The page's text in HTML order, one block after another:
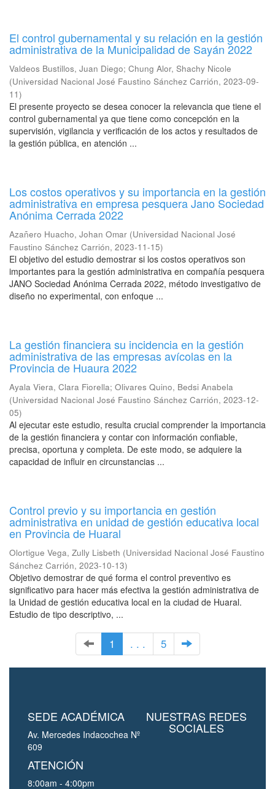
El control gubernamental y su relación en la gestión
administrativa de la Municipalidad de Sayán 2022
Valdeos Bustillos, Juan Diego; Chung Alor, Shachy Nicole
(Universidad Nacional José Faustino Sánchez Carrión, 2023-09-
11)
El presente proyecto se desea conocer la relevancia que tiene el
control gubernamental ya que tiene como concepción en la
supervisión, vigilancia y verificación de los actos y resultados de
la gestión pública, en atención ...
Los costos operativos y su importancia en la gestión
administrativa en empresa pesquera Jano Sociedad
Anónima Cerrada 2022
Azañero Huacho, Johan Omar (Universidad Nacional José
Faustino Sánchez Carrión, 2023-11-15)
El objetivo del estudio demostrar si los costos operativos son
importantes para la gestión administrativa en compañía pesquera
JANO Sociedad Anónima Cerrada 2022, método investigativo de
diseño no experimental, con enfoque ...
La gestión financiera su incidencia en la gestión
administrativa de las empresas avícolas en la
Provincia de Huaura 2022
Ayala Viera, Clara Fiorella; Olivares Quino, Bedsi Anabela
(Universidad Nacional José Faustino Sánchez Carrión, 2023-12-
05)
Al ejecutar este estudio, resulta crucial comprender la importancia
de la gestión financiera y contar con información confiable,
precisa, oportuna y completa. De este modo, se adquiere la
capacidad de influir en circunstancias ...
Control previo y su importancia en gestión
administrativa en unidad de gestión educativa local
en Provincia de Huaral
Olortigue Vega, Zully Lisbeth (Universidad Nacional José Faustino
Sánchez Carrión, 2023-10-13)
Objetivo demostrar de qué forma el control preventivo es
significativo para hacer más efectiva la gestión administrativa de
la Unidad de gestión educativa local en la ciudad de Huaral.
Estudio de tipo descriptivo, ...
1 . . . 5
SEDE ACADÉMICA
Av. Mercedes Indacochea Nº
609
ATENCIÓN
8:00am - 4:00pm
NUESTRAS REDES
SOCIALES